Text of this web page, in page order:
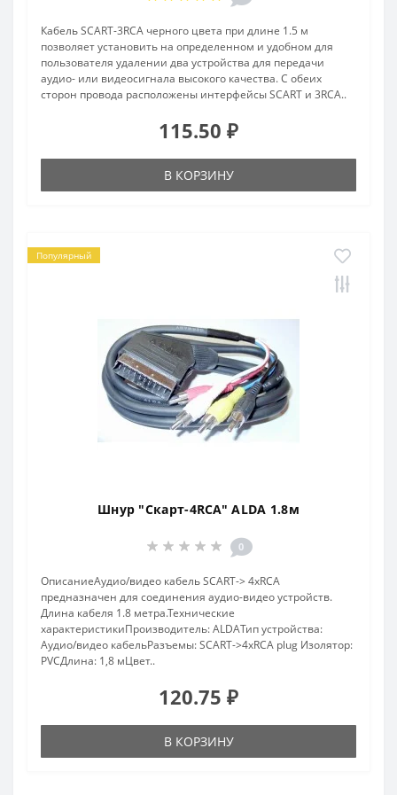
Кабель SCART-3RCA черного цвета при длине 1.5 м
позволяет установить на определенном и удобном для
пользователя удалении два устройства для передачи
аудио- или видеосигнала высокого качества. С обеих
сторон провода расположены интерфейсы SCART и 3RCA..
115.50 ₽
В КОРЗИНУ
Популярный
Шнур "Скарт-4RCA" ALDA 1.8м
0
ОписаниеАудио/видео кабель SCART-> 4xRCA
предназначен для соединения аудио-видео устройств.
Длина кабеля 1.8 метра.Технические
характеристикиПроизводитель: ALDAТип устройства:
Аудио/видео кабельРазъемы: SCART->4xRCA plug Изолятор:
PVCДлина: 1,8 мЦвет..
120.75 ₽
В КОРЗИНУ